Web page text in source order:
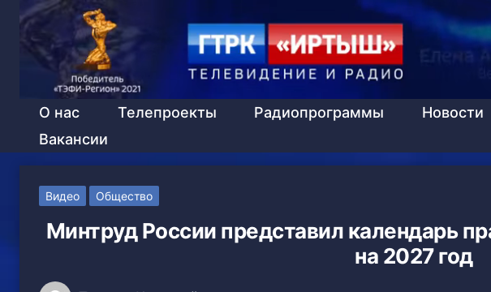
О нас Телепроекты Радиопрограммы Новости
Вакансии
Видео Общество
Минтруд России представил календарь
на 2027 год